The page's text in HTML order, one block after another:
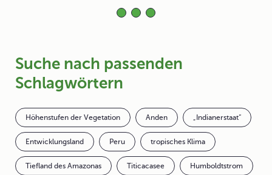
Suche nach passenden
Schlagwörtern
Höhenstufen der Vegetation Anden „Indianerstaat“
Entwicklungsland Peru tropisches Klima
Tiefland des Amazonas Titicacasee Humboldtstrom